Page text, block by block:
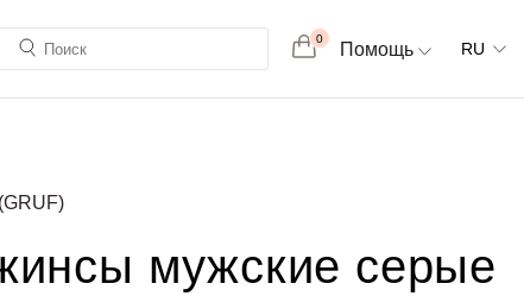
0
Помощь RU
мужские серые